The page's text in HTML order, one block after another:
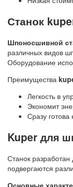
Станок
Шпоносшивной
различных видов
Оборудование
Преимущества
Легкость в
Экономит
Сразу готова
Kuper для
Станок
подвергаются
Основные